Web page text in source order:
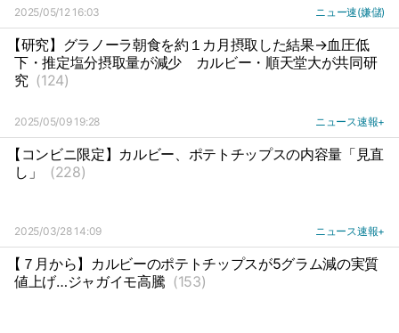
2025/05/12 16:03 ニュー速(嫌儲)
【研究】グラノーラ朝食を約１カ月摂取した結果→血圧低
下・推定塩分摂取量が減少
カルビー・順天堂大が共同研
究 (124)
2025/05/09 19:28 ニュース速報+
【コンビニ限定】カルビー、ポテトチップスの内容量「見直
し」
(228)
2025/03/28 14:09 ニュース速報+
【７月から】カルビーのポテトチップスが5グラム減の実質
値上げ…ジャガイモ高騰 (153)